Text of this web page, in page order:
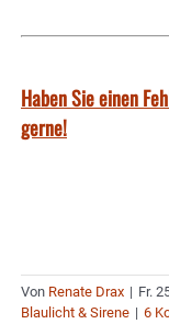
Haben Sie einen
gerne!
Von Renate Drax | Fr.
Blaulicht & Sirene | 6